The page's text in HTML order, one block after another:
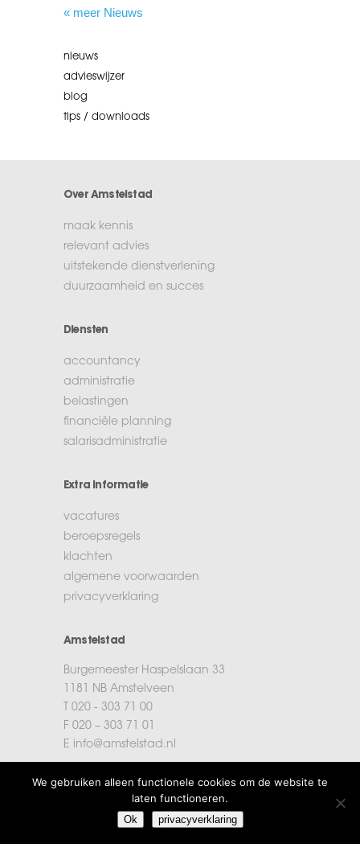
« meer Nieuws
nieuws
advieswijzer
blog
tips / downloads
Over Amstelstad
maak kennis
relevant advies
uitstekende dienstverlening
duurzaamheid en succes
Diensten
accountancy
administratie
belastingen
financiële planning
salarisadministratie
Extra informatie
vacatures
beroepsregels
klachten
algemene voorwaarden
privacyverklaring
Amstelstad
Burgemeester Haspelslaan 33
1181 NB Amstelveen
T 020 - 303 71 00
F 020 – 303 71 01
E info@amstelstad.nl
We gebruiken alleen functionele cookies om de website te
laten functioneren.
Ok privacyverklaring